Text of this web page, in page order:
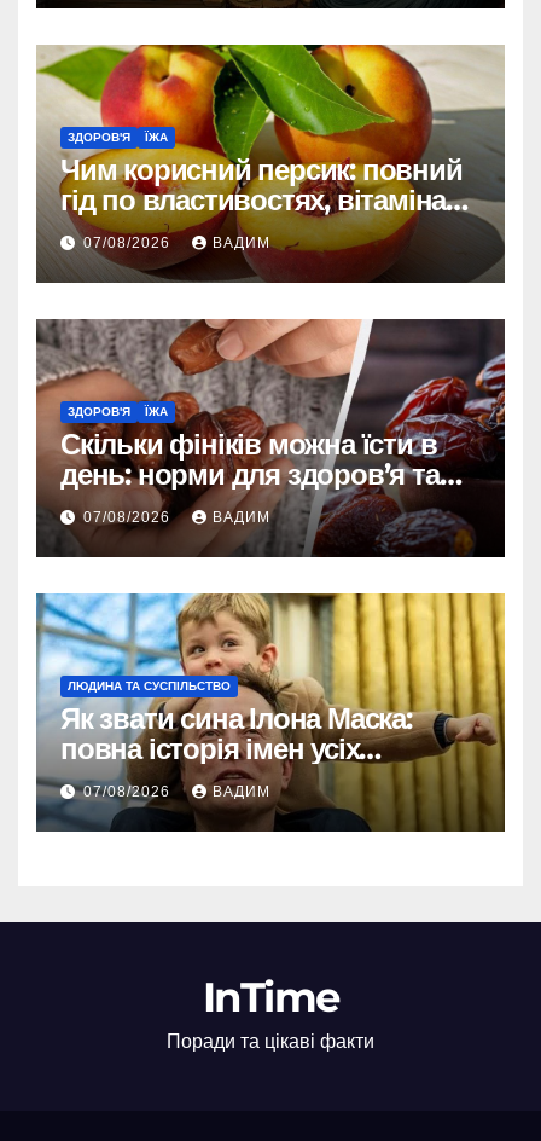
ЗДОРОВ'Я ЇЖА
Чим корисний персик: повний
гід по властивостях, вітамінах і
впливі на організм
07/08/2026 ВАДИМ
ЗДОРОВ'Я ЇЖА
Скільки фініків можна їсти в
день: норми для здоров’я та
енергії
07/08/2026 ВАДИМ
ЛЮДИНА ТА СУСПІЛЬСТВО
Як звати сина Ілона Маска:
повна історія імен усіх
хлопчиків мільярдера
07/08/2026 ВАДИМ
InTime
Поради та цікаві факти